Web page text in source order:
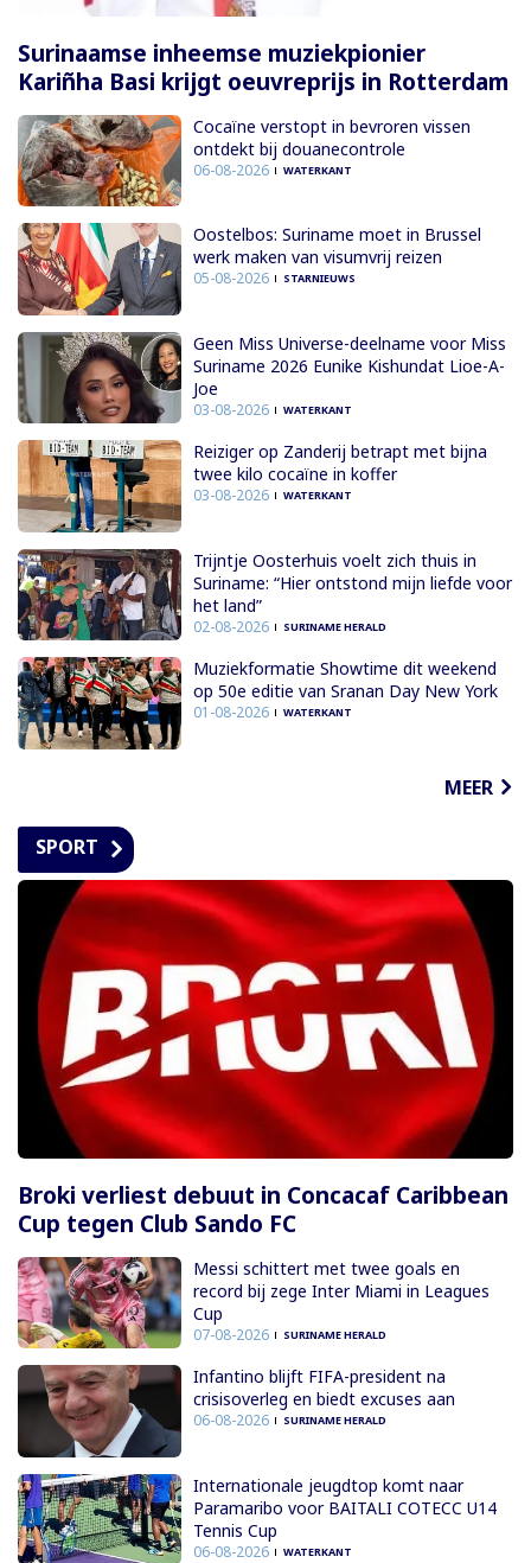
Surinaamse inheemse muziekpionier
Kariñha Basi krijgt oeuvreprijs in Rotterdam
Cocaïne verstopt in bevroren vissen
ontdekt bij douanecontrole
06-08-2026 WATERKANT
Oostelbos: Suriname moet in Brussel
werk maken van visumvrij reizen
05-08-2026 STARNIEUWS
Geen Miss Universe-deelname voor Miss
Suriname 2026 Eunike Kishundat Lioe-A-
Joe
03-08-2026 WATERKANT
Reiziger op Zanderij betrapt met bijna
twee kilo cocaïne in koffer
03-08-2026 WATERKANT
Trijntje Oosterhuis voelt zich thuis in
Suriname: “Hier ontstond mijn liefde voor
het land”
02-08-2026 SURINAME HERALD
Muziekformatie Showtime dit weekend
op 50e editie van Sranan Day New York
01-08-2026 WATERKANT
MEER
SPORT
Broki verliest debuut in Concacaf Caribbean
Cup tegen Club Sando FC
Messi schittert met twee goals en
record bij zege Inter Miami in Leagues
Cup
07-08-2026 SURINAME HERALD
Infantino blijft FIFA-president na
crisisoverleg en biedt excuses aan
06-08-2026 SURINAME HERALD
Internationale jeugdtop komt naar
Paramaribo voor BAITALI COTECC U14
Tennis Cup
06-08-2026 WATERKANT